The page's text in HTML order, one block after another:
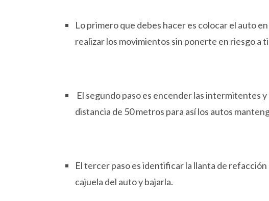
Lo primero que debes hacer es colocar el auto
realizar los movimientos sin ponerte en riesgo a
El segundo paso es encender las intermitentes
distancia de 50 metros para así los autos
El tercer paso es identificar la llanta de
cajuela del auto y bajarla.